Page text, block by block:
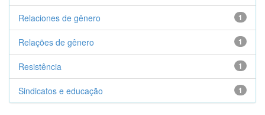
1
Relaciones de gênero
1
Relações de gênero
1
Resistência
1
Sindicatos e educação